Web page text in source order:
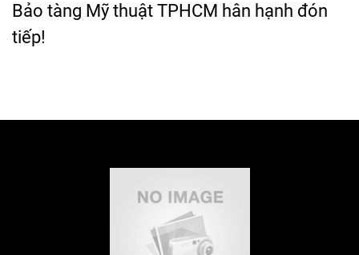
Bảo tàng Mỹ thuật TPHCM hân hạnh đón
tiếp!